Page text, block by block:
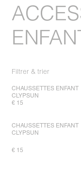
Filtrer & trier
CHAUSSETTES ENFANT
CLYPSUN
€ 15
CHAUSSETTES ENFANT
CLYPSUN
€ 15